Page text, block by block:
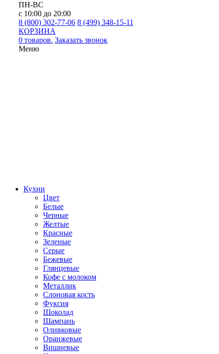
ПН-ВС
с 10:00 до 20:00
8 (800) 302-77-06 8 (499) 348-15-11
КОРЗИНА
0 товаров. Заказать звонок
Меню
Кухни
Цвет
Белые
Черные
Желтые
Красные
Зеленые
Серые
Бежевые
Глянцевые
Кофе с молоком
Металлик
Слоновая кость
Фуксия
Шоколад
Шампань
Оливковые
Оранжевые
Вишневые